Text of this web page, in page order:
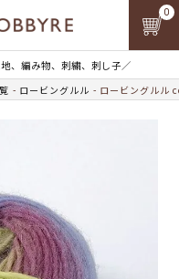
、編み物、刺繍、刺し子／
0
ロービングルル ロービングルル